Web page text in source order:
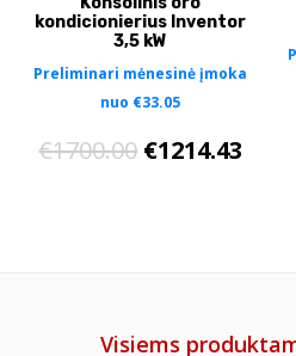
kondicionierius Inventor
3,5 kW
Preliminari mėnesinė įmoka
nuo €33.05
€1700.00 €1214.43
Visiems